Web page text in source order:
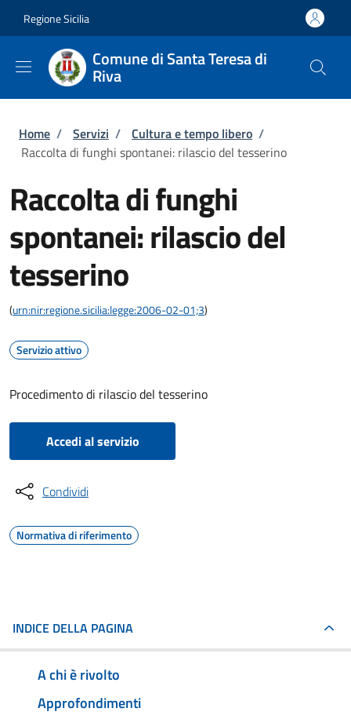
Regione Sicilia
Comune di Santa Teresa di
Riva
Briciole di pane
Home / Servizi / Cultura e tempo libero /
Raccolta di funghi spontanei: rilascio del tesserino
Raccolta di funghi
spontanei: rilascio del
tesserino
(urn:nir:regione.sicilia:legge:2006-02-01;3)
Servizio attivo
Procedimento di rilascio del tesserino
Accedi al servizio
Condividi
Normativa di riferimento
INDICE DELLA PAGINA
A chi è rivolto
Approfondimenti